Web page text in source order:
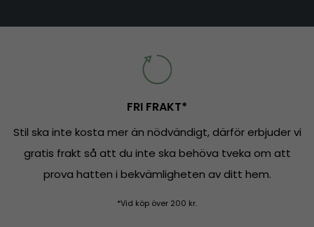
FRI FRAKT*
Stil ska inte kosta mer än nödvändigt, därför erbjuder vi
gratis frakt så att du inte ska behöva tveka om att
prova hatten i bekvämligheten av ditt hem.
*Vid köp över 200 kr.